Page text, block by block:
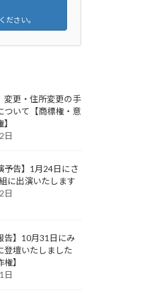
ださい。
変更・住所変更の手
ついて【商標権・意
日
予告】1月24日にさ
に出演いたします
日
告】10月31日にみ
登壇いたしました
】
日